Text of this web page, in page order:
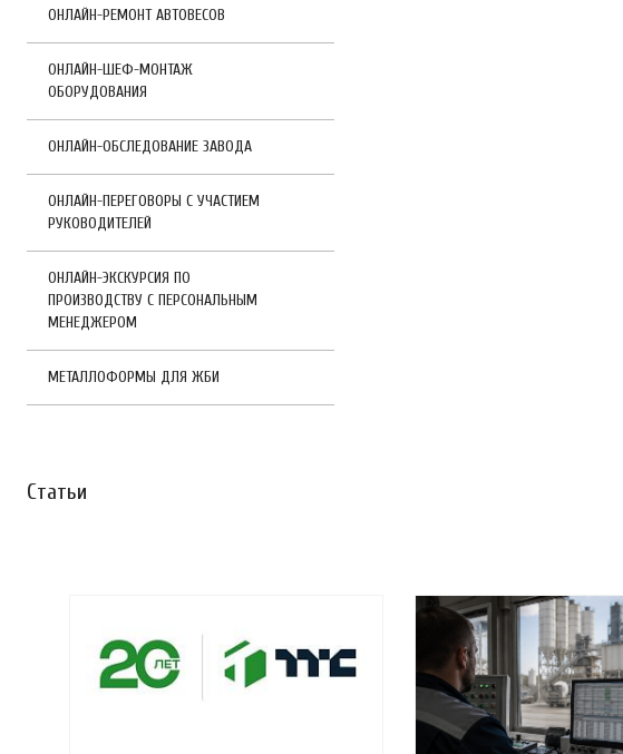
ОНЛАЙН-РЕМОНТ АВТОВЕСОВ
ОНЛАЙН-ШЕФ-МОНТАЖ
ОБОРУДОВАНИЯ
ОНЛАЙН-ОБСЛЕДОВАНИЕ ЗАВОДА
ОНЛАЙН-ПЕРЕГОВОРЫ С УЧАСТИЕМ
РУКОВОДИТЕЛЕЙ
ОНЛАЙН-ЭКСКУРСИЯ ПО
ПРОИЗВОДСТВУ С ПЕРСОНАЛЬНЫМ
МЕНЕДЖЕРОМ
МЕТАЛЛОФОРМЫ ДЛЯ ЖБИ
Статьи